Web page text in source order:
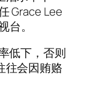
Grace Lee
台。
低下，否则
往会因贿赂